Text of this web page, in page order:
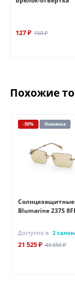
127 ₽ 150 ₽
Похожие
-50% Новинка
Солнцезащитные
Blumarine 237S
Доступно в 2
21 525 ₽ 43 050 ₽